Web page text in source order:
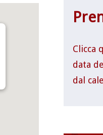
Clicca
data
dal